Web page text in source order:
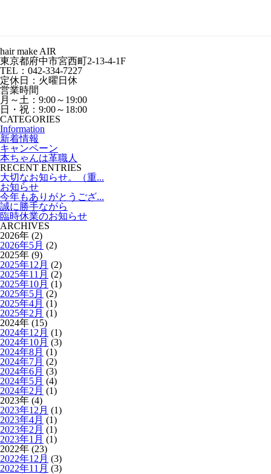
hair make AIR
東京都府中市宮西町2-13-4-1F
TEL：042-334-7227
定休日：火曜日休
営業時間
月～土：9:00～19:00
日・祝：9:00～18:00
CATEGORIES
Information
新着情報
キャンペーン
本ちゃんは革職人
RECENT ENTRIES
大切なお知らせ。（重...
お知らせ
今年もありがとうござ...
誠に勝手ながら
臨時休業のお知らせ
ARCHIVES
2026年 (2)
2026年5月 (2)
2025年 (9)
2025年12月 (2)
2025年11月 (2)
2025年10月 (1)
2025年5月 (2)
2025年4月 (1)
2025年2月 (1)
2024年 (15)
2024年12月 (1)
2024年10月 (3)
2024年8月 (1)
2024年7月 (2)
2024年6月 (3)
2024年5月 (4)
2024年2月 (1)
2023年 (4)
2023年12月 (1)
2023年4月 (1)
2023年2月 (1)
2023年1月 (1)
2022年 (23)
2022年12月 (3)
2022年11月 (3)